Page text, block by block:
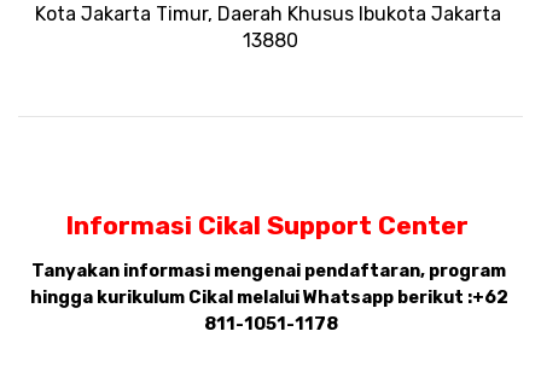
Kota Jakarta Timur, Daerah Khusus Ibukota Jakarta
13880
Informasi Cikal Support Center
Tanyakan informasi mengenai pendaftaran, program
hingga kurikulum Cikal melalui Whatsapp berikut :+62
811-1051-1178